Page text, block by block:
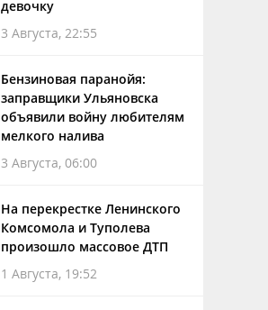
девочку
3 Августа, 22:55
Бензиновая паранойя:
заправщики Ульяновска
объявили войну любителям
мелкого налива
3 Августа, 06:00
На перекрестке Ленинского
Комсомола и Туполева
произошло массовое ДТП
1 Августа, 19:52